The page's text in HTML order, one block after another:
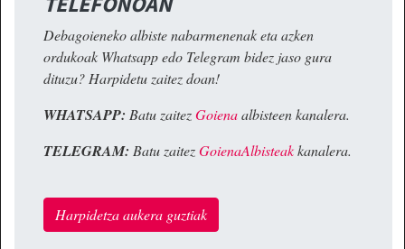
Debagoieneko albiste nabarmenenak eta azken
ordukoak Whatsapp edo Telegram bidez jaso gura
dituzu? Harpidetu zaitez doan!
WHATSAPP: Batu zaitezGoienaalbisteen kanalera.
TELEGRAM: Batu zaitezGoienaAlbisteakkanalera.
Harpidetza aukera guztiak